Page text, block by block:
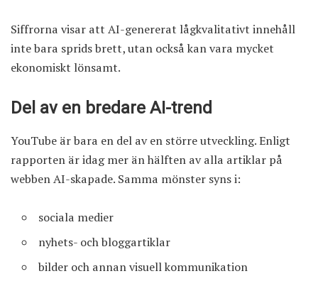
Siffrorna visar att AI-genererat lågkvalitativt innehåll
inte bara sprids brett, utan också kan vara mycket
ekonomiskt lönsamt.
Del av en bredare AI-trend
YouTube är bara en del av en större utveckling. Enligt
rapporten är idag mer än hälften av alla artiklar på
webben AI-skapade. Samma mönster syns i:
sociala medier
nyhets- och bloggartiklar
bilder och annan visuell kommunikation